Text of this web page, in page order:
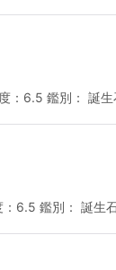
：6.5 鑑別： 誕生
6.5 鑑別： 誕生